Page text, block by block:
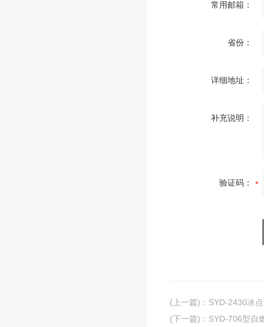
常用邮箱：
省份：
详细地址：
补充说明：
验证码：
(上一篇) ： SYD-2430冰
(下一篇) ： SYD-706型自